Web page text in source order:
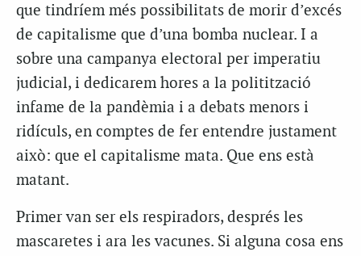
que tindríem més possibilitats de morir d’excés
de capitalisme que d’una bomba nuclear. I a
sobre una campanya electoral per imperatiu
judicial, i dedicarem hores a la politització
infame de la pandèmia i a debats menors i
ridículs, en comptes de fer entendre justament
això: que el capitalisme mata. Que ens està
matant.
Primer van ser els respiradors, després les
mascaretes i ara les vacunes. Si alguna cosa ens